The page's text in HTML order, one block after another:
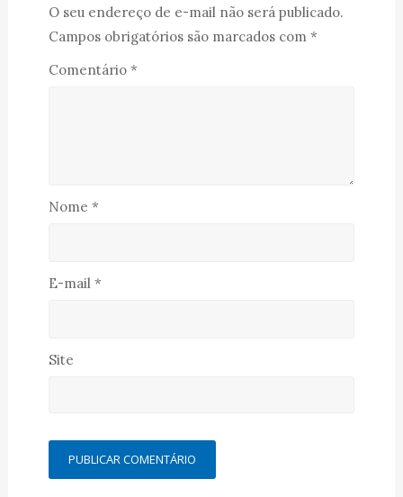
O seu endereço de e-mail não será publicado.
Campos obrigatórios são marcados com *
Comentário *
Nome *
E-mail *
Site